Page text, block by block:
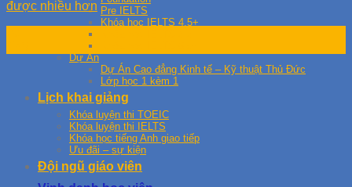
Pre IELTS
Khóa học IELTS 4.5+
Dự Án
Dự Án Cao đẳng Kinh tế – Kỹ thuật Thủ Đức
Lớp học 1 kèm 1
Lịch khai giảng
Khóa luyện thi TOEIC
Khóa luyện thi IELTS
Khóa học tiếng Anh giao tiếp
Ưu đãi – sự kiện
Đội ngũ giáo viên
được nhiều hơn